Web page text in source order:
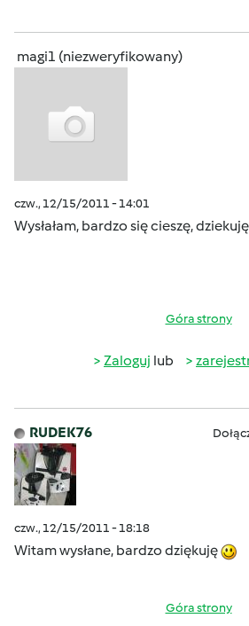
magi1 (niezweryfikowany)
czw., 12/15/2011 - 14:01
Wysłałam, bardzo się cieszę,
Góra strony
Zaloguj lub
RUDEK76
czw., 12/15/2011 - 18:18
Witam wysłane, bardzo dziękuję
Góra strony